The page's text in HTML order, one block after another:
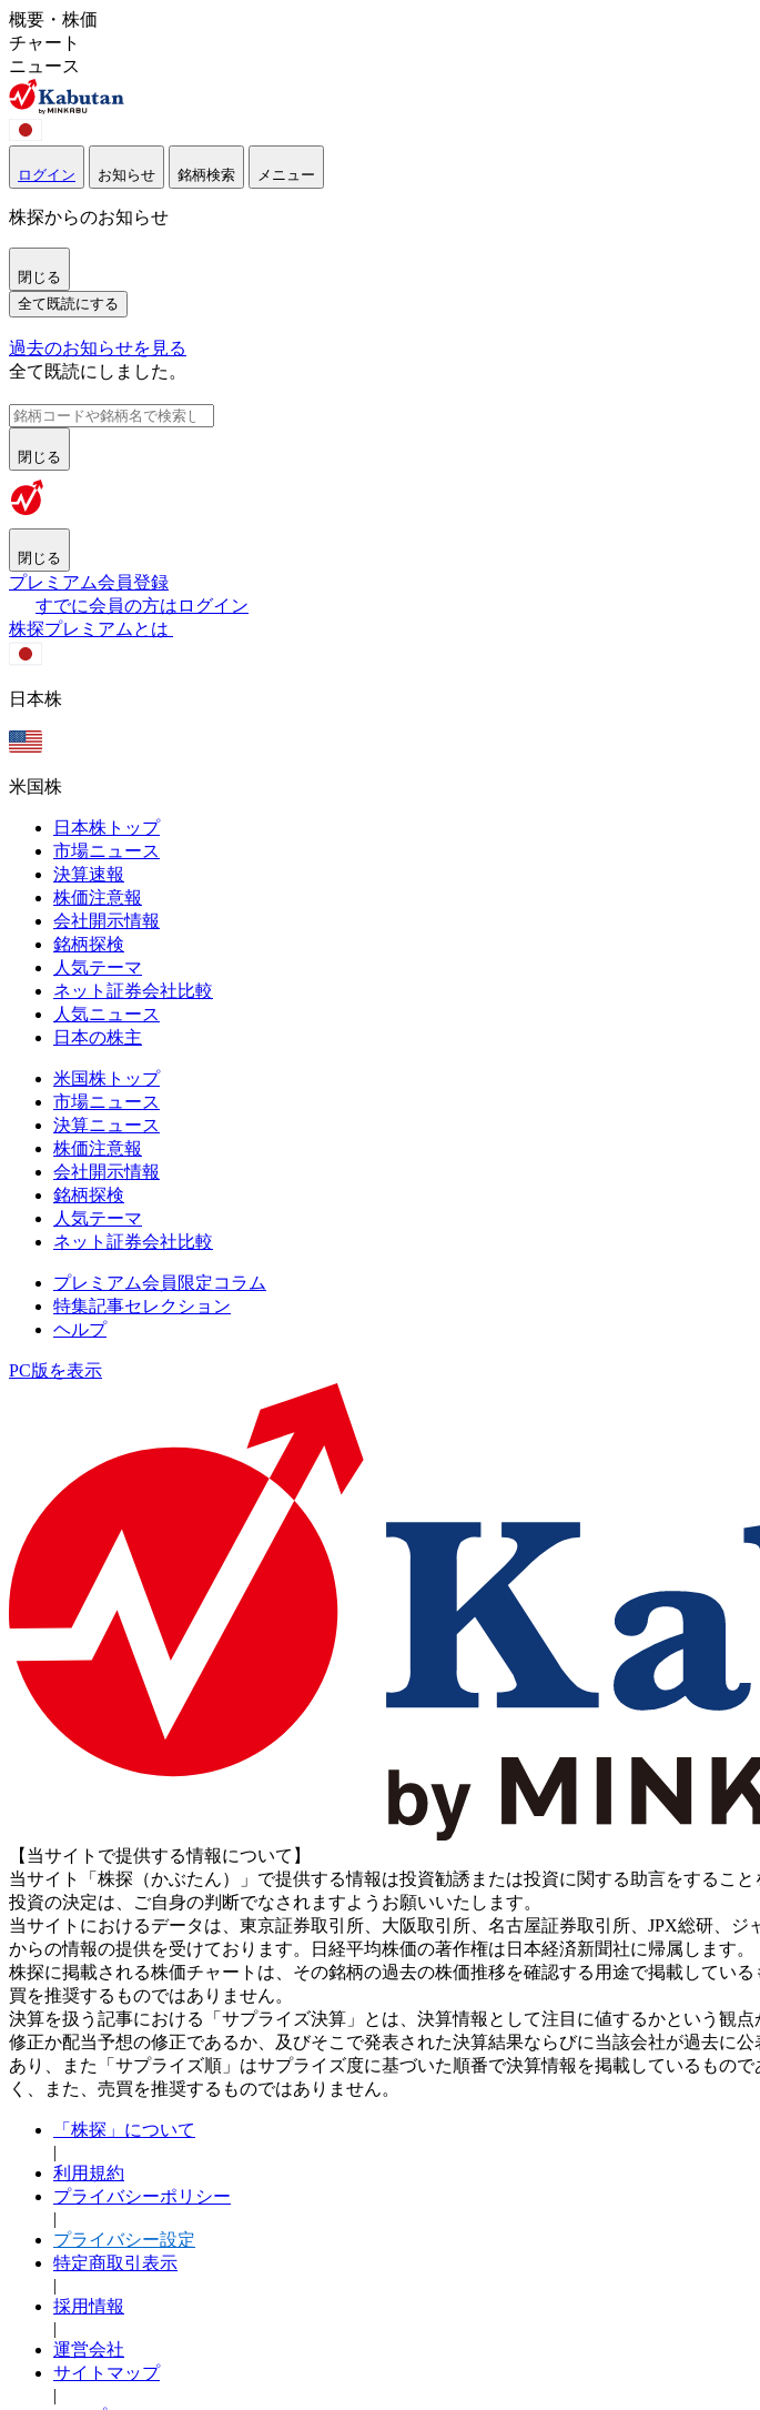
概要・株価
チャート
ニュース
ログイン お知らせ 銘柄検索 メニュー
株探からのお知らせ
閉じる
全て既読にする
過去のお知らせを見る
全て既読にしました。
閉じる
閉じる
プレミアム会員登録
すでに会員の方はログイン
株探プレミアムとは
日本株
米国株
日本株トップ
市場ニュース
決算速報
株価注意報
会社開示情報
銘柄探検
人気テーマ
ネット証券会社比較
人気ニュース
日本の株主
米国株トップ
市場ニュース
決算ニュース
株価注意報
会社開示情報
銘柄探検
人気テーマ
ネット証券会社比較
プレミアム会員限定コラム
特集記事セレクション
ヘルプ
PC版を表示
【当サイトで提供する情報について】
当サイト「株探（かぶたん）」で提供する情報は投資勧誘または投資に関する助言をすること
投資の決定は、ご自身の判断でなされますようお願いいたします。
当サイトにおけるデータは、東京証券取引所、大阪取引所、名古屋証券取引所、JPX総研、ジ
からの情報の提供を受けております。日経平均株価の著作権は日本経済新聞社に帰属します。
株探に掲載される株価チャートは、その銘柄の過去の株価推移を確認する用途で掲載してい
買を推奨するものではありません。
決算を扱う記事における「サプライズ決算」とは、決算情報として注目に値するかという観
修正か配当予想の修正であるか、及びそこで発表された決算結果ならびに当該会社が過去に
あり、また「サプライズ順」はサプライズ度に基づいた順番で決算情報を掲載しているもの
く、また、売買を推奨するものではありません。
「株探」について
|
利用規約
プライバシーポリシー
|
プライバシー設定
特定商取引表示
|
採用情報
|
運営会社
サイトマップ
|